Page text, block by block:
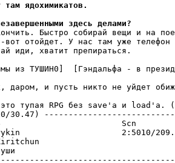
ядохимикатов.
здесь делами?
Быстро собирай вещи и на
вот отойдет. У нас там уже
иди, хватит препираться.
из ТУШИH0]  [Гэндальфа - в
даром, и пусть никто не уйдет
тупая RPG без save'а и load'а.
30.47)
из 1295
2:5010/
Kiritchun